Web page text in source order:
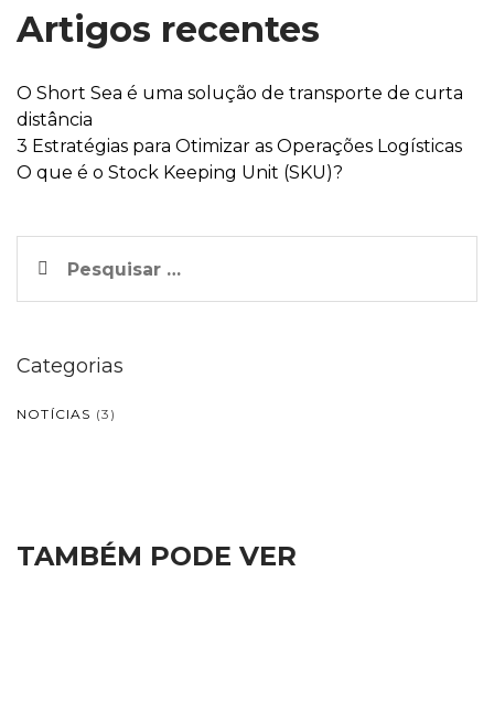
Artigos recentes
O Short Sea é uma solução de transporte de curta
distância
3 Estratégias para Otimizar as Operações Logísticas
O que é o Stock Keeping Unit (SKU)?
por:
Categorias
NOTÍCIAS (3)
TAMBÉM PODE VER